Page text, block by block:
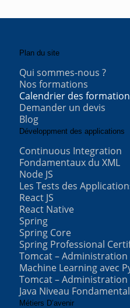
Plan du site
Qui sommes-nous ?
Nos formations
Calendrier des
Demander un devis
Blog
Développment des applications
Continuous Integration
Fondamentaux du XML
Node JS
Les Tests des
React JS
React Native
Spring
Spring Core
Spring Professional
Tomcat – Administration
Machine Learning avec
Tomcat – Administration
Java Niveau Fondamental
Métiers D’avenir